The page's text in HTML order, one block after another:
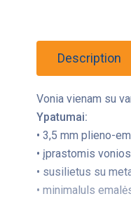
Description
Vonia vienam su
Ypatumai:
• 3,5 mm plieno-
• įprastomis
• susilietus su
• minimaluls